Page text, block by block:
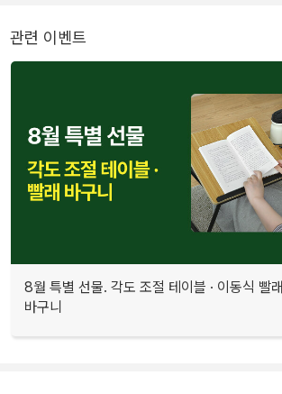
관련 이벤트
8월 특별 선물. 각도 조절 테이블 · 이동식 빨래
바구니